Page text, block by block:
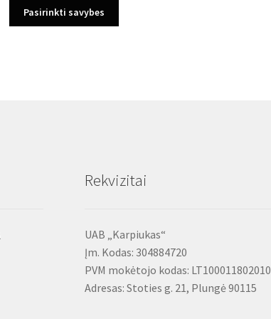
Pasirinkti savybes
the
Rekvizitai
UAB „Karpiukas“
Įm. Kodas: 304884720
PVM mokėtojo kodas: LT100011802010
Adresas: Stoties g. 21, Plungė 90115